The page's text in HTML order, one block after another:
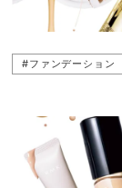
#ファンデーション